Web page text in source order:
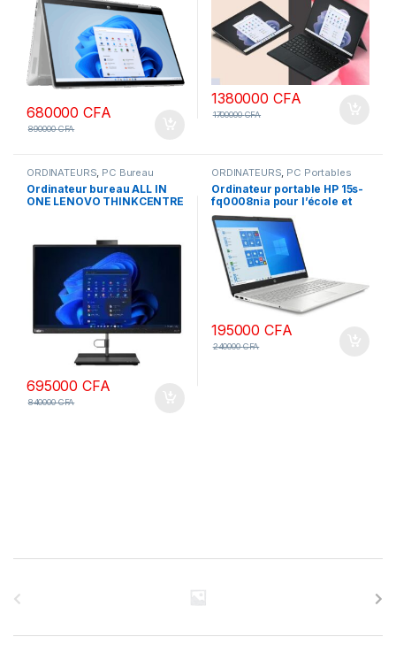
680000CFA
890000CFA
1380000 CFA
1700000CFA
ORDINATEURS, PC Bureau
Ordinateur bureau ALL IN
ONE LENOVO THINKCENTRE
SSD ECRAN 27 Pouces
Windows 11 Pro
695000CFA
840000CFA
ORDINATEURS, PC Portables
Ordinateur portable HP 15s-
fq0008nia pour l’école et
les affaires (Intel Celeron
N4120 4 cœurs, 8 Go de
RAM, SSD PCIe 512 Go, Intel
UHD 600, 15,6″ 60 Hz HD
(1366×768), WiFi, Bluetooth,
webcam, Win 10 Pro)
195000CFA
240000CFA